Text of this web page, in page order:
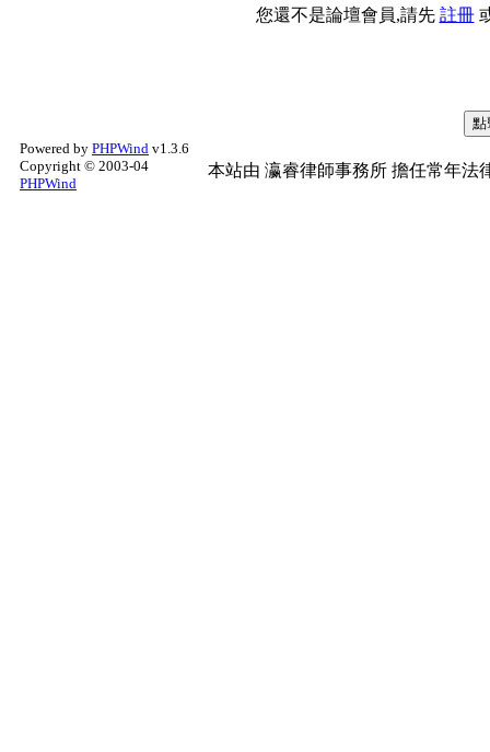
您還不是論壇會員,請先 註冊
Powered by PHPWind v1.3.6
Copyright © 2003-04
PHPWind
本站由 瀛睿律師事務所 擔任常年法